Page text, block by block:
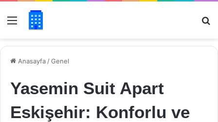
Menü
Anasayfa /Genel
Yasemin Suit Apart
Eskişehir: Konforlu ve